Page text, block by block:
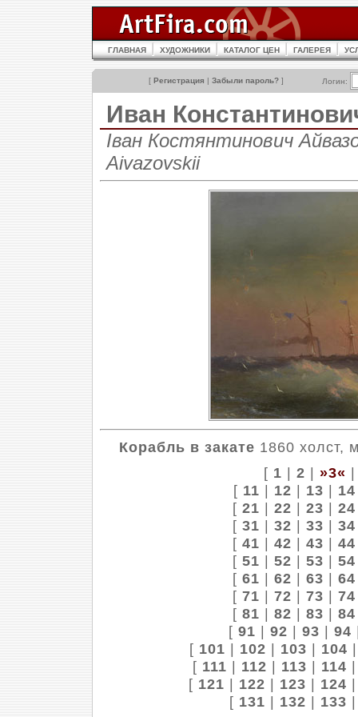
ГЛАВНАЯ ХУДОЖНИКИ КАТАЛОГ ЦЕН ГАЛЕРЕЯ
[ Регистрация | Забыли пароль? ] Логин:
Иван
Іван Костянтинович
Aivazovskii
Корабль в закате 1860 холст,
[ 1 | 2 | »3«
[ 11 | 12 | 13 | 14
[ 21 | 22 | 23 | 24
[ 31 | 32 | 33 | 34
[ 41 | 42 | 43 | 44
[ 51 | 52 | 53 | 54
[ 61 | 62 | 63 | 64
[ 71 | 72 | 73 | 74
[ 81 | 82 | 83 | 84
[ 91 | 92 | 93 | 94
[ 101 | 102 | 103 | 104
[ 111 | 112 | 113 | 114
[ 121 | 122 | 123 | 124
[ 131 | 132 | 133